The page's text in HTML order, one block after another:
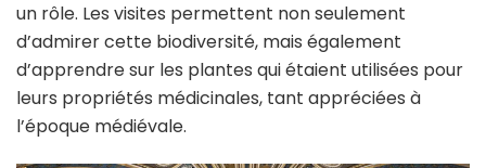
un rôle. Les visites permettent non seulement
d’admirer cette biodiversité, mais également
d’apprendre sur les plantes qui étaient utilisées pour
leurs propriétés médicinales, tant appréciées à
l’époque médiévale.